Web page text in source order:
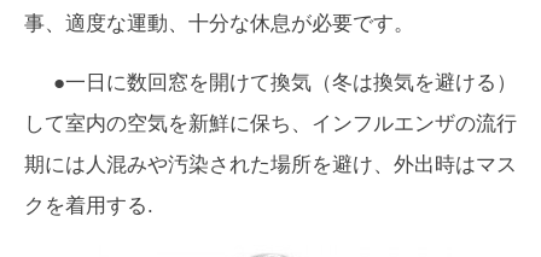
事、適度な運動、十分な休息が必要です。
●一日に数回窓を開けて換気（冬は換気を避ける）
して室内の空気を新鮮に保ち、インフルエンザの流行
期には人混みや汚染された場所を避け、外出時はマス
クを着用する.